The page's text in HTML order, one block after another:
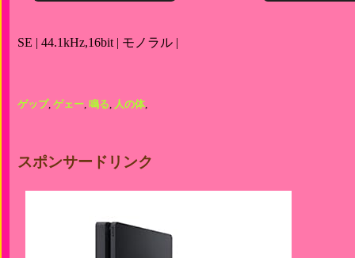
SE | 44.1kHz,16bit | モノラル |
ゲップ, ゲェー, 鳴る, 人の体,
スポンサードリンク